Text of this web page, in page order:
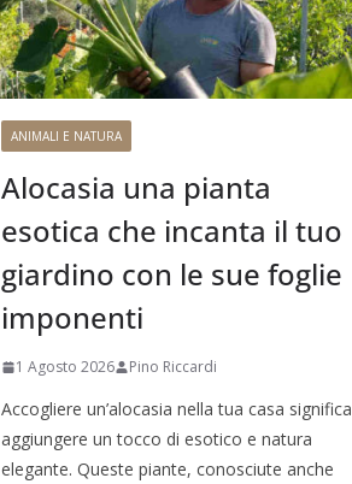
ANIMALI E NATURA
Alocasia una pianta
esotica che incanta il tuo
giardino con le sue foglie
imponenti
1 Agosto 2026 Pino Riccardi
Accogliere un’alocasia nella tua casa significa
aggiungere un tocco di esotico e natura
elegante. Queste piante, conosciute anche